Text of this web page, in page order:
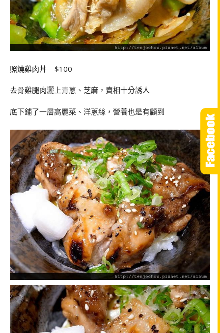
照燒雞肉丼—$100
去骨雞腿肉灑上青蔥、芝麻，賣相十分誘人
底下鋪了一層高麗菜、洋蔥絲，營養也是有顧到